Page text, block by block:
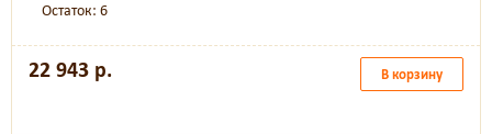
Остаток: 6
22 943 р. В корзину